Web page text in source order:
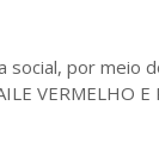
por meio
VERMELHO